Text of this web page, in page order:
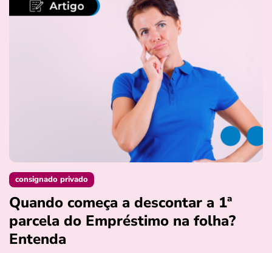
consignado privado
Quando começa a descontar a 1ª
parcela do Empréstimo na folha?
Entenda